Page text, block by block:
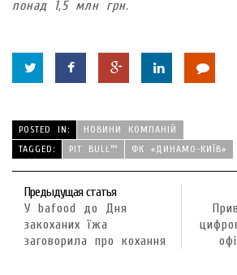
понад 1,5 млн грн.
POSTED IN:
НОВИНИ КОМПАНІЙ
TAGGED:
PIT BULL™ ФК «ДИНАМО-КИЇВ»
Предыдущая статья
У bafood до Дня
закоханих їжа
заговорила про кохання